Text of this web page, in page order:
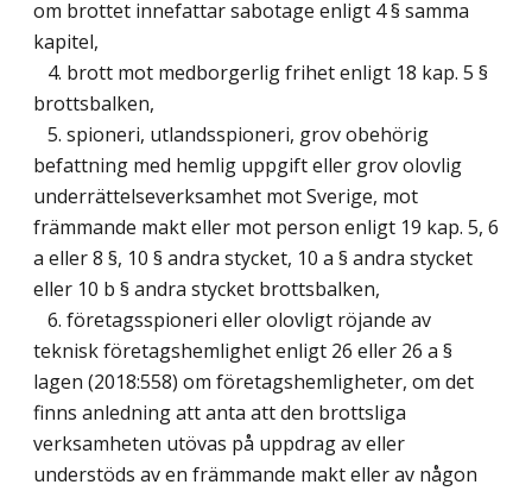
om brottet innefattar sabotage enligt 4 § samma
kapitel,
4. brott mot medborgerlig frihet enligt 18 kap. 5 §
brottsbalken,
5. spioneri, utlandsspioneri, grov obehörig
befattning med hemlig uppgift eller grov olovlig
underrättelseverksamhet mot Sverige, mot
främmande makt eller mot person enligt 19 kap. 5, 6
a eller 8 §, 10 § andra stycket, 10 a § andra stycket
eller 10 b § andra stycket brottsbalken,
6. företagsspioneri eller olovligt röjande av
teknisk företagshemlighet enligt 26 eller 26 a §
lagen (2018:558) om företagshemligheter, om det
finns anledning att anta att den brottsliga
verksamheten utövas på uppdrag av eller
understöds av en främmande makt eller av någon